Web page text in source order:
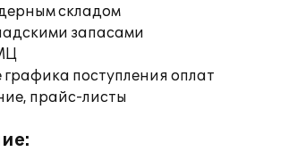
складом
запасами
поступления оплат
прайс-листы